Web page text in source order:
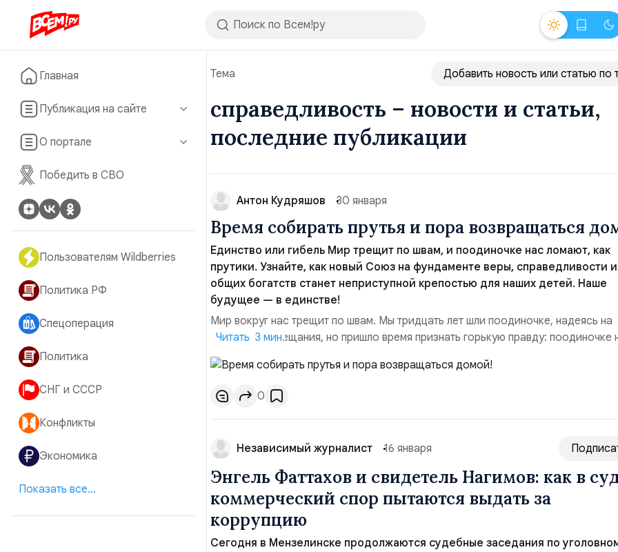
Главная
Публикация на сайте
О портале
Победить в СВО
Пользователям Wildberries
Политика РФ
Спецоперация
Политика
СНГ и СССР
Конфликты
Экономика
Показать все...
Тема Добавить новость или статью по
справедливость – новости и статьи,
последние публикации
Антон Кудряшов 30 января
Время собирать прутья и пора возвращаться
Единство или гибель Мир трещит по швам, и поодиночке нас ломают, как
прутики. Узнайте, как новый Союз на фундаменте веры, справедливости и
общих богатств станет неприступной крепостью для наших детей. Наше
будущее — в единстве!
Мир вокруг нас трещит по швам. Мы тридцать лет шли поодиночке, надеясь на
заморские обещания, но пришло время признать горькую правду: поодиночке
просто уничтожают. Нас стирают с лица земли рукотворными пандемиями и
истончением природных ресурсов. Стравливают в ядовитом угаре
братоубийственных войнах. Нас пытаются извести со...
Читать 3 мин.
0
Независимый журналист 16 января
Энгель Фаттахов и свидетель Нагимов: как в
коммерческий спор пытаются выдать за
коррупцию
Сегодня в Мензелинске продолжаются судебные заседания по